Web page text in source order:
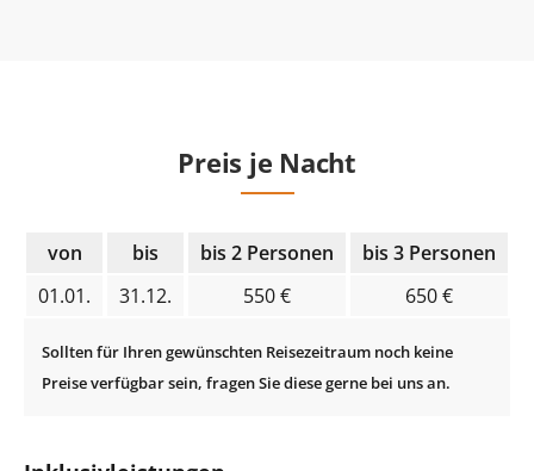
Preis je Nacht
von bis bis 2 Personen bis 3 Personen
01.01.
31.12. 550 € 650 €